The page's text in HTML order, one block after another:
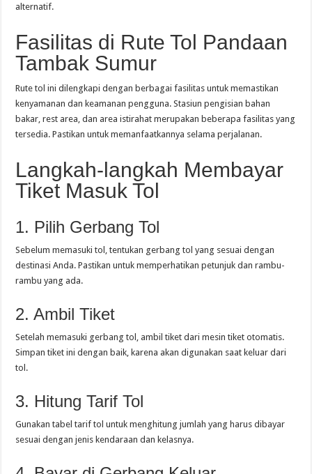
alternatif.
Fasilitas di Rute Tol Pandaan
Tambak Sumur
Rute tol ini dilengkapi dengan berbagai fasilitas untuk memastikan
kenyamanan dan keamanan pengguna. Stasiun pengisian bahan
bakar, rest area, dan area istirahat merupakan beberapa fasilitas yang
tersedia. Pastikan untuk memanfaatkannya selama perjalanan.
Langkah-langkah Membayar
Tiket Masuk Tol
1. Pilih Gerbang Tol
Sebelum memasuki tol, tentukan gerbang tol yang sesuai dengan
destinasi Anda. Pastikan untuk memperhatikan petunjuk dan rambu-
rambu yang ada.
2. Ambil Tiket
Setelah memasuki gerbang tol, ambil tiket dari mesin tiket otomatis.
Simpan tiket ini dengan baik, karena akan digunakan saat keluar dari
tol.
3. Hitung Tarif Tol
Gunakan tabel tarif tol untuk menghitung jumlah yang harus dibayar
sesuai dengan jenis kendaraan dan kelasnya.